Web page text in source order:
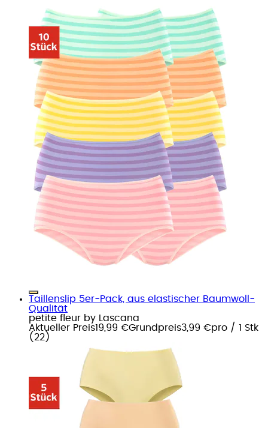
Taillenslip 5er-Pack, aus elastischer Baumwoll-
Qualität
petite fleur by Lascana
Aktueller Preis19,99 €Grundpreis3,99 €pro / 1 Stk
( 22 )